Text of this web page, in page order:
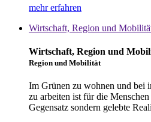
mehr erfahren
Wirtschaft, Region und
Wirtschaft, Region und
Region und Mobilität
Im Grünen zu wohnen und bei
zu arbeiten ist für die
Gegensatz sondern gelebte